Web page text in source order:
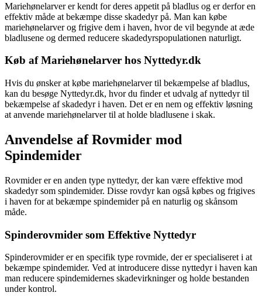
Mariehønelarver er kendt for deres appetit på bladlus og er derfor en
effektiv måde at bekæmpe disse skadedyr på. Man kan købe
mariehønelarver og frigive dem i haven, hvor de vil begynde at æde
bladlusene og dermed reducere skadedyrspopulationen naturligt.
Køb af Mariehønelarver hos Nyttedyr.dk
Hvis du ønsker at købe mariehønelarver til bekæmpelse af bladlus,
kan du besøge Nyttedyr.dk, hvor du finder et udvalg af nyttedyr til
bekæmpelse af skadedyr i haven. Det er en nem og effektiv løsning
at anvende mariehønelarver til at holde bladlusene i skak.
Anvendelse af Rovmider mod
Spindemider
Rovmider er en anden type nyttedyr, der kan være effektive mod
skadedyr som spindemider. Disse rovdyr kan også købes og frigives
i haven for at bekæmpe spindemider på en naturlig og skånsom
måde.
Spinderovmider som Effektive Nyttedyr
Spinderovmider er en specifik type rovmide, der er specialiseret i at
bekæmpe spindemider. Ved at introducere disse nyttedyr i haven kan
man reducere spindemidernes skadevirkninger og holde bestanden
under kontrol.